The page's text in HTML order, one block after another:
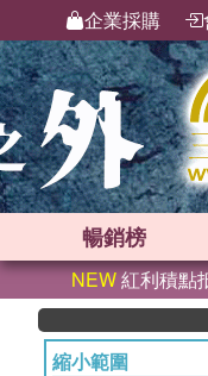
企業採購
暢銷榜
NEW紅利積點
縮小範圍